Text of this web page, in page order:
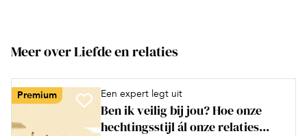
Meer over Liefde en relaties
Premium Een expert legt uit
Ben ik veilig bij jou? Hoe onze
hechtingsstijl ál onze relaties...